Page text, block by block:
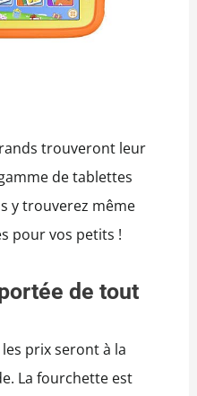
trouveront leur
de tablettes
y trouverez même
pour vos petits !
de tout
prix seront à la
La fourchette est